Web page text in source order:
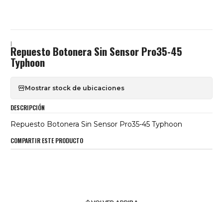
|
Repuesto Botonera Sin Sensor Pro35-45
Typhoon
Mostrar stock de ubicaciones
DESCRIPCIÓN
Repuesto Botonera Sin Sensor Pro35-45 Typhoon
COMPARTIR ESTE PRODUCTO